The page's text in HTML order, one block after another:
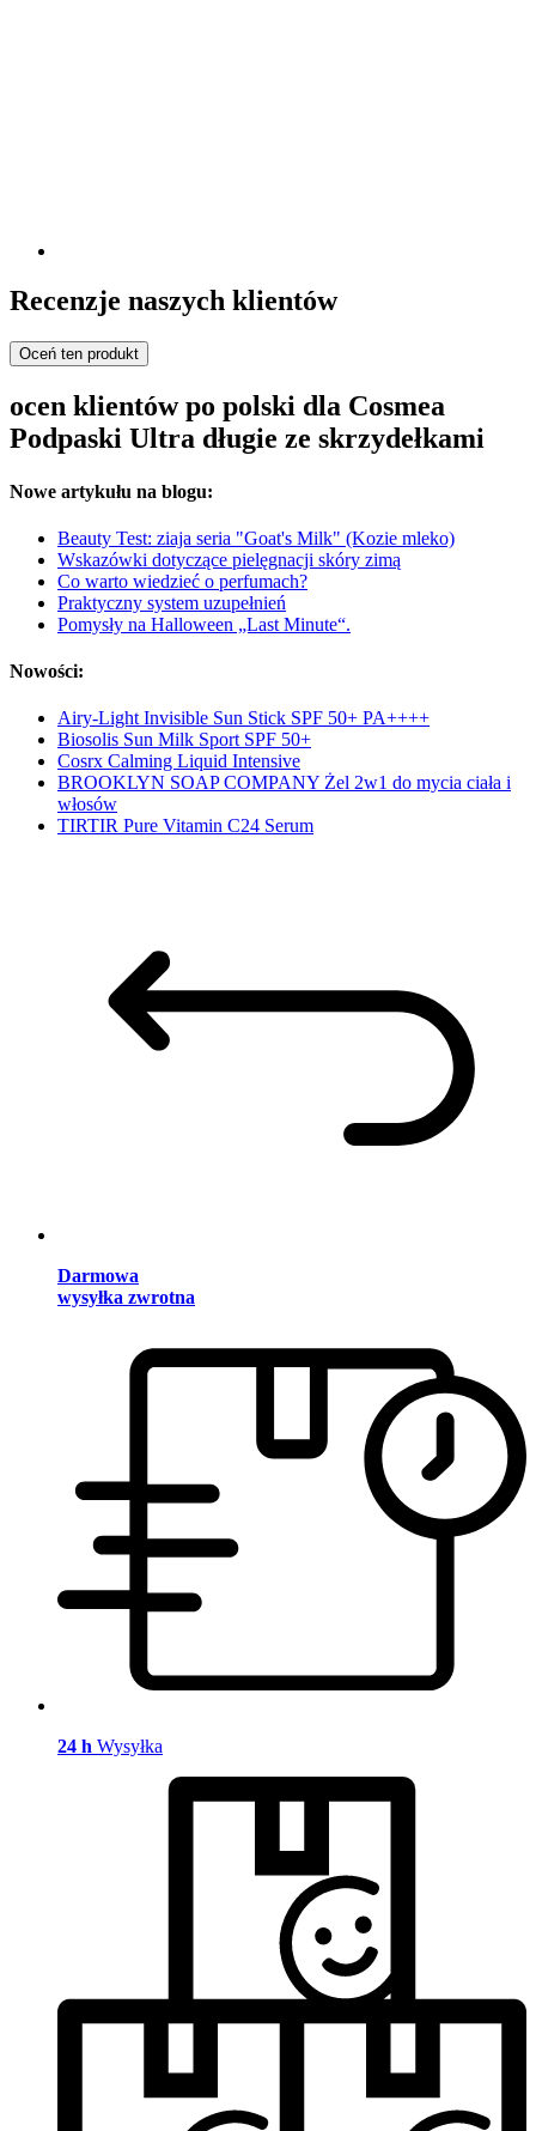
Recenzje naszych klientów
Oceń ten produkt
ocen klientów po polski dla Cosmea
Podpaski Ultra długie ze skrzydełkami
Nowe artykułu na blogu:
Beauty Test: ziaja seria "Goat's Milk" (Kozie mleko)
Wskazówki dotyczące pielęgnacji skóry zimą
Co warto wiedzieć o perfumach?
Praktyczny system uzupełnień
Pomysły na Halloween „Last Minute“.
Nowości:
Airy-Light Invisible Sun Stick SPF 50+ PA++++
Biosolis Sun Milk Sport SPF 50+
Cosrx Calming Liquid Intensive
BROOKLYN SOAP COMPANY Żel 2w1 do mycia ciała i
włosów
TIRTIR Pure Vitamin C24 Serum
Darmowa
wysyłka zwrotna
24 h Wysyłka